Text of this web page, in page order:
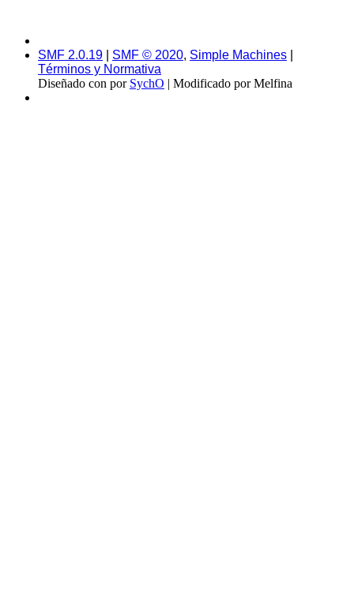
SMF 2.0.19 SMF © 2020, Simple Machines
Términos y Normativa
Diseñado con por SychO | Modificado por Melfina